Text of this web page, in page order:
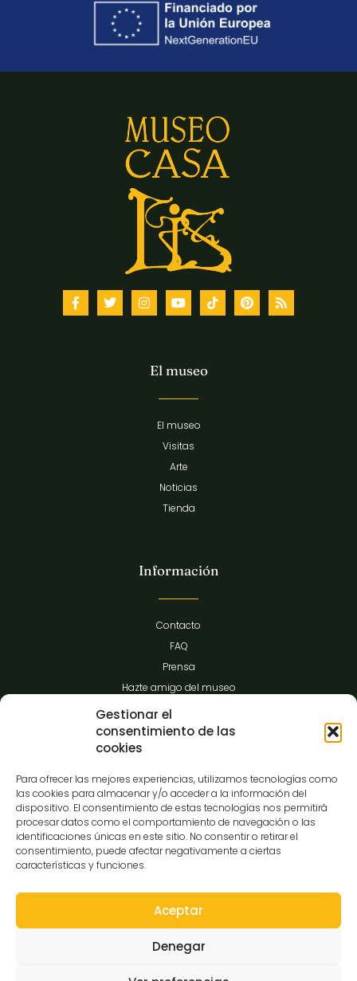
Gestionar el
consentimiento de las
cookies
Para ofrecer las mejores experiencias, utilizamos tecnologías como
las cookies para almacenar y/o acceder a la información del
dispositivo. El consentimiento de estas tecnologías nos permitirá
procesar datos como el comportamiento de navegación o las
identificaciones únicas en este sitio. No consentir o retirar el
consentimiento, puede afectar negativamente a ciertas
características y funciones.
Aceptar
Denegar
El museo
El museo
Visitas
Arte
Noticias
Tienda
Información
Contacto
FAQ
Prensa
Hazte amigo del museo
Transparencia
C/Gibraltar,14
37008-Salamanca